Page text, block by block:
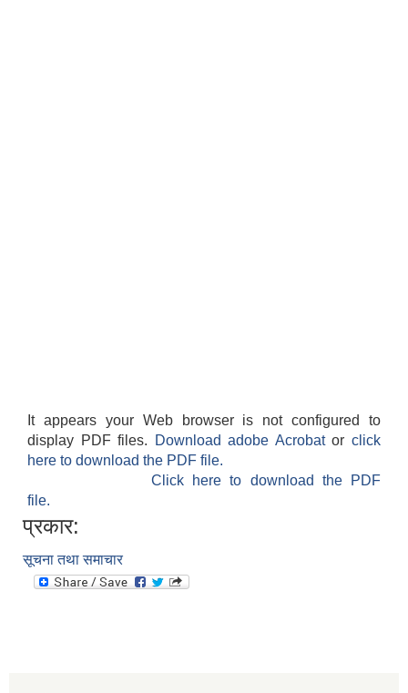
It appears your Web browser is not configured to
display PDF files.
Download adobe Acrobatorclick
here to download the PDF file.
Click here to download the PDF
file.
प्रकार:
सूचना तथा समाचार